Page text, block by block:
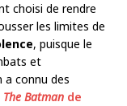
choisi de rendre
les limites de
, puisque le
et
connu des
The Batman de